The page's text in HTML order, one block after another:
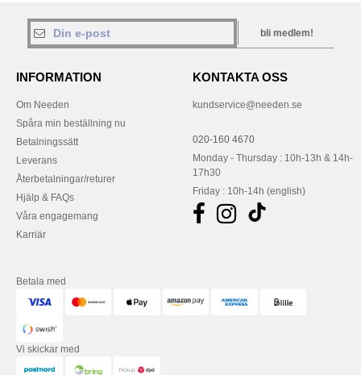
bli medlem!
INFORMATION
Om Needen
Spåra min beställning nu
Betalningssätt
Leverans
Återbetalningar/returer
Hjälp & FAQs
Våra engagemang
Karriär
KONTAKTA OSS
kundservice@needen.se
020-160 4670
Monday - Thursday : 10h-13h & 14h-
17h30
Friday : 10h-14h (english)
Betala med
Vi skickar med